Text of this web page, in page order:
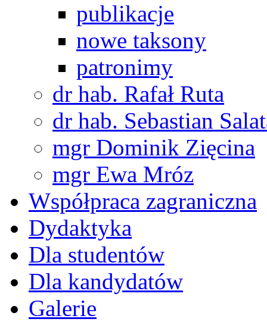
publikacje
nowe taksony
patronimy
dr hab. Rafał Ruta
dr hab. Sebastian
mgr Dominik Zięcina
mgr Ewa Mróz
Współpraca zagraniczna
Dydaktyka
Dla studentów
Dla kandydatów
Galerie